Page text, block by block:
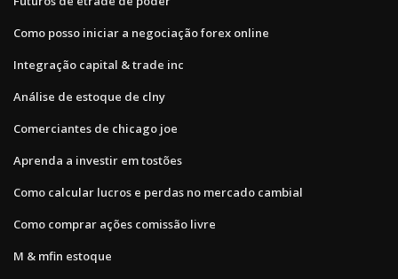
Como posso iniciar a negociação forex online
Integração capital & trade inc
Análise de estoque de clny
Comerciantes de chicago joe
Aprenda a investir em tostões
Como calcular lucros e perdas no mercado cambial
Como comprar ações comissão livre
M & mfin estoque